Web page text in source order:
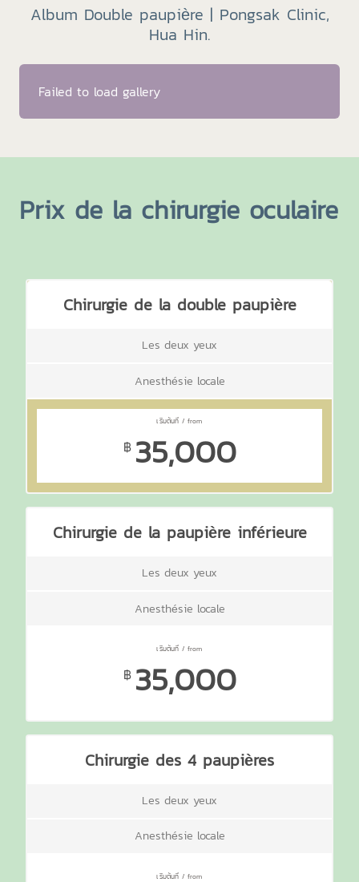
Album Double paupière | Pongsak Clinic,
Hua Hin.
Failed to load gallery
Prix de la chirurgie oculaire
Chirurgie de la double paupière
Les deux yeux
Anesthésie locale
฿ 35,000
Chirurgie de la paupière inférieure
Les deux yeux
Anesthésie locale
฿ 35,000
Chirurgie des 4 paupières
Les deux yeux
Anesthésie locale